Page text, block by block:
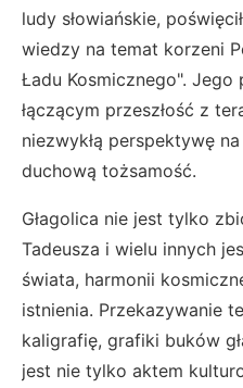
ludy słowiańskie,
wiedzy na temat korzeni
Ładu Kosmicznego". Jego
łączącym przeszłość z
niezwykłą perspektywę
duchową tożsamość.
Głagolica nie jest tylko
Tadeusza i wielu innych
świata, harmonii
istnienia. Przekazywanie
kaligrafię, grafiki buków
jest nie tylko aktem